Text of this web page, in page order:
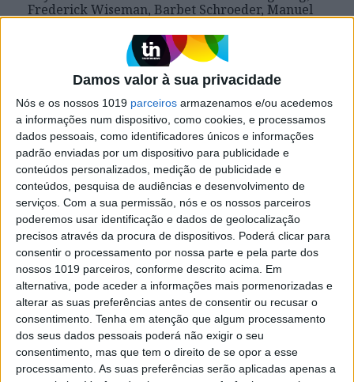
Damos valor à sua privacidade
Nós e os nossos 1019 parceiros armazenamos e/ou acedemos
a informações num dispositivo, como cookies, e processamos
dados pessoais, como identificadores únicos e informações
padrão enviadas por um dispositivo para publicidade e
conteúdos personalizados, medição de publicidade e
conteúdos, pesquisa de audiências e desenvolvimento de
serviços. Com a sua permissão, nós e os nossos parceiros
poderemos usar identificação e dados de geolocalização
precisos através da procura de dispositivos. Poderá clicar para
consentir o processamento por nossa parte e pela parte dos
nossos 1019 parceiros, conforme descrito acima. Em
alternativa, pode aceder a informações mais pormenorizadas e
alterar as suas preferências antes de consentir ou recusar o
consentimento. Tenha em atenção que algum processamento
dos seus dados pessoais poderá não exigir o seu
consentimento, mas que tem o direito de se opor a esse
processamento. As suas preferências serão aplicadas apenas a
Frederick Wiseman, Barbet Schroeder, Manuel
Mozos e João Canijo, pelo festival Doclisboa
passam dezenas de filmes que nos ajudam a
pensar o mundo. A partir desta quinta, 19, e até
dia 29, na Culturgest, São Jorge, Cinemateca
Portuguesa e outros locais de Lisboa
Se7e
VISÃO SETE
Matinés: Sair à tarde não é para
velhos…
… é para quem gosta de dançar, de fazer a festa.